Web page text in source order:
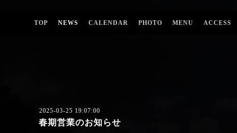
TOP NEWS CALENDAR PHOTO MENU ACCESS
2025-03-25 19:07:00
春期営業のお知らせ